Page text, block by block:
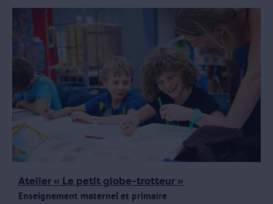
Atelier « Le petit globe-trotteur »
Enseignement maternel et primaire